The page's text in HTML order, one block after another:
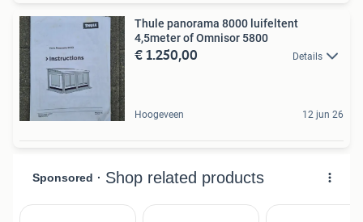
Thule panorama 8000 luifeltent
4,5meter of Omnisor 5800
€ 1.250,00 Details
Hoogeveen 12 jun 26